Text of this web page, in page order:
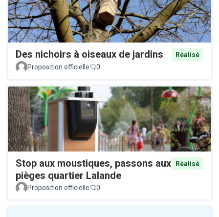
Des nichoirs à oiseaux de jardins
Réalisé
Proposition officielle
0
Stop aux moustiques, passons aux
pièges quartier Lalande
Réalisé
Proposition officielle 0